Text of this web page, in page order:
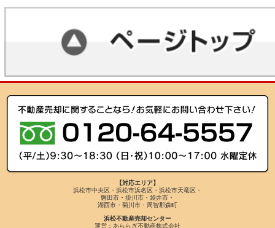
【対応エリア】
浜松市中央区・浜松市浜名区・浜松市天竜区・
磐田市・掛川市・袋井市・
湖西市・菊川市・周智郡森町
浜松不動産売却センター
運営：あららぎ不動産株式会社